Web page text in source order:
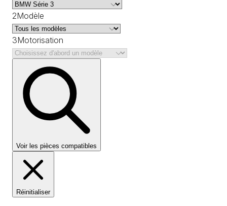
2Modèle
3Motorisation
Voir les pièces compatibles
Réinitialiser